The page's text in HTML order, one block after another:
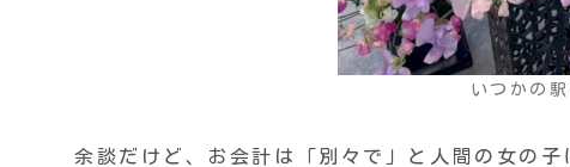
いつかの
余談だけど、お会計は「別々で」と人間の女の